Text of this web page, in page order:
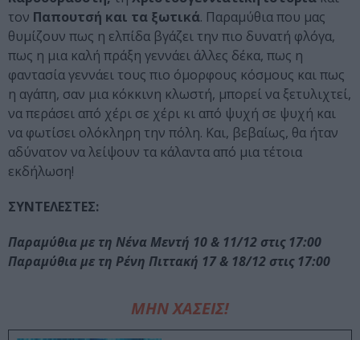
τον Παπουτσή και τα ξωτικά. Παραμύθια που μας
θυμίζουν πως η ελπίδα βγάζει την πιο δυνατή φλόγα,
πως η μια καλή πράξη γεννάει άλλες δέκα, πως η
φαντασία γεννάει τους πιο όμορφους κόσμους και πως
η αγάπη, σαν μια κόκκινη κλωστή, μπορεί να ξετυλιχτεί,
να περάσει από χέρι σε χέρι κι από ψυχή σε ψυχή και
να φωτίσει ολόκληρη την πόλη. Και, βεβαίως, θα ήταν
αδύνατον να λείψουν τα κάλαντα από μια τέτοια
εκδήλωση!
ΣΥΝΤΕΛΕΣΤΕΣ:
Παραμύθια με τη Νένα Μεντή 10 & 11/12 στις 17:00
Παραμύθια με τη Ρένη Πιττακή 17 & 18/12 στις 17:00
ΜΗΝ ΧΑΣΕΙΣ!